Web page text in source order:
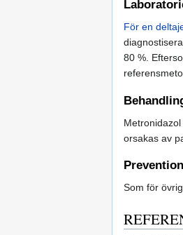
För en
80 %.
orsakas av
Prevention
Som för